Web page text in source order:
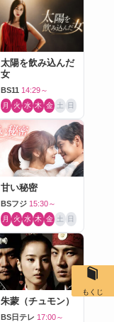
太陽を飲み込んだ
女
BS11 14:29～
月 火 水 木 金 土 日
甘い秘密
BSフジ 15:30～
月 火 水 木 金 土 日
朱蒙（チュモン）
BS日テレ 17:00～
もくじ